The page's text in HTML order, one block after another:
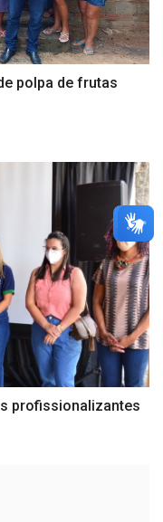
polpa de frutas
profissionalizantes